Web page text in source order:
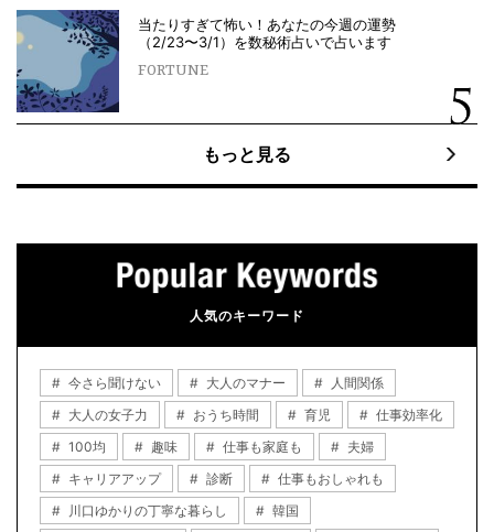
当たりすぎて怖い！あなたの今週の運勢
（2/23〜3/1）を数秘術占いで占います
FORTUNE
もっと見る
人気のキーワード
今さら聞けない 大人のマナー
人間関係
大人の女子力
おうち時間 育児
仕事効率化
100均
趣味 仕事も家庭も
夫婦
キャリアアップ
診断
仕事もおしゃれも
川口ゆかりの丁寧な暮らし
韓国